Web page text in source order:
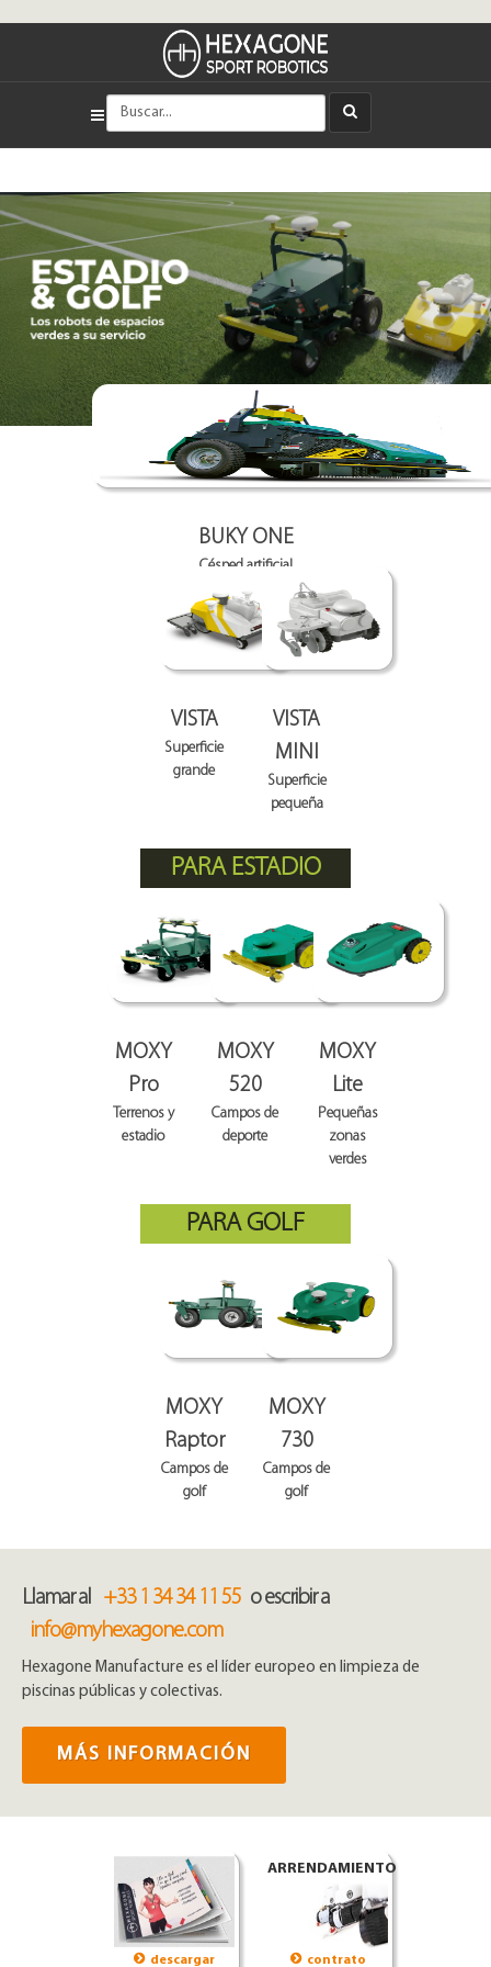
BUKY ONE
Césped artificial
VISTA
Superficie
grande
VISTA
MINI
Superficie
pequeña
PARA ESTADIO
MOXY
Pro
Terrenos y
estadio
MOXY
520
Campos de
deporte
MOXY
Lite
Pequeñas
zonas
verdes
PARA GOLF
MOXY
Raptor
Campos de
golf
MOXY
730
Campos de
golf
Llamar al +33 1 34 34 11 55 o escribir a
info@myhexagone.com
Hexagone Manufacture es el líder europeo en limpieza de
piscinas públicas y colectivas.
MÁS INFORMACIÓN
descargar
ARRENDAMIENTO
contrato